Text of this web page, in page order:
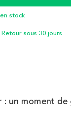
stock
┃ Retour sous 30 jours
: un moment